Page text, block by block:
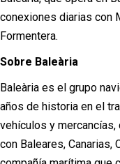
conexiones diarias con
Formentera.
Sobre Baleària
Baleària es el grupo
años de historia en el
vehículos y mercancías,
con Baleares, Canarias,